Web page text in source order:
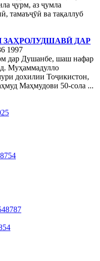
ҷурм, аз ҷумла
тамаъҷӯӣ ва тақаллуб
ЗАҲРОЛУДШАВӢ ДАР
1997
дар Душанбе, шаш нафар
Муҳаммадулло
дохилии Тоҷикистон,
Маҳмудови 50-сола ...